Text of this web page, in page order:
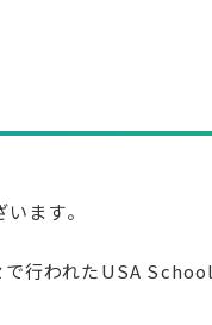
ます。
で行われたUSA